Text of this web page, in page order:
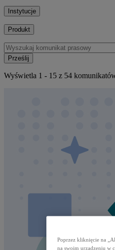
Instytucje
Produkt
Prześlij
Wyświetla 1 - 15 z 54
Poprzez kliknięcie na
na swoim urządzeniu w